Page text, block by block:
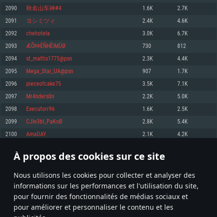
À propos des cookies sur ce site
Nous utilisons les cookies pour collecter et analyser des
informations sur les performances et l'utilisation du site,
pour fournir des fonctionnalités de médias sociaux et
pour améliorer et personnaliser le contenu et les
Mémoire: 4 GB
Carte graphique supportant DirectX 11: AMD Radeon 77XX / NVIDIA
GeForce GTX 660. La résolution minimale supportée par le jeu est de 720p
Connection: Connexion Internet à haut débit
Disque dur: 23.1 Go (client minimal)
Recommandée
1060 et plus, Radeon RX 570 et plus.
Disque dur: 75.9 Go (client complet)
pas supportés)
Mémoire: 6 GB
Carte graphique: Intel Iris Pro 5200 (Mac), ou analogue AMD/Nvidia. La
résolution minimale supportée par le jeu est de 720p.
Connection: Connexion Internet à haut débit
Disque dur: 62,2 Go (client minimal)
Recommandée
OS: Mac OS Big Sur 11.0 ou plus récent
Processeur: Core i7 (Les processeurs Intel Xeon ne sont pas supportés)
Mémoire: 8 GB
Carte graphique: Radeon Vega II ou plus avec support de Metal
Disque dur: 62,2 Go (client complet)
Mémoire: 4 GB
Carte graphique: NVIDIA 660 avec les derniers drivers (moins de 6 mois) /
de même pour AMD (La résolution minimale supportée par le jeu est de
720p)
Connection: Connexion Internet à haut débit
Disque dur: 62,2 Go (client minimal)
Recommandée
OS: Ubuntu 20.04 64bit
Processeur: Intel Core i7
Mémoire: 8 GB
Carte graphique: NVIDIA 1060 avec les derniers drivers (moins de 6 mois) /
6 mois et supportant Vulkan
Connection: Connexion Internet à haut débit
Disque dur: 60,2 Go (client complet)
2090 秋名山车神#4 1.6K 2.7K
2091 ヨシミツィ 2.4K 4.6K
2092 chehotela 3.0K 6.7K
2093 ÆÕÞÞËÑHÊïMÜØ 730 812
2094 st_mattis1775@psn 2.3K 4.4K
2095 Mega_Star_UA@psn 907 1.7K
2096 pieceofcake75 3.5K 7.1K
2097 Mr4nders0n 2.2K 5.0K
2098 Executorr96 1.6K 2.5K
2099 CJIe3bI_PaKoB 2.8K 5.4K
2100 AmaDAY 2.1K 4.2K
* Classement mis à jour quotidiennement
104 105 106 205